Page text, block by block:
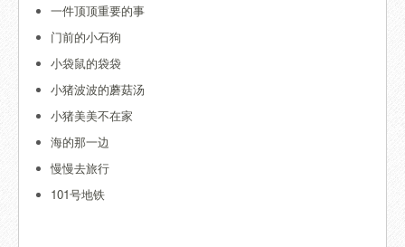
一件顶顶重要的事
门前的小石狗
小袋鼠的袋袋
小猪波波的蘑菇汤
小猪美美不在家
海的那一边
慢慢去旅行
101号地铁